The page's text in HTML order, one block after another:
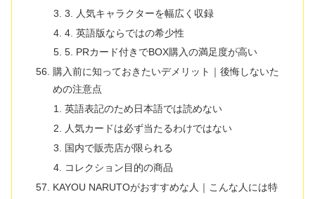
3. 人気キャラクターを幅広く収録
4. 英語版ならではの希少性
5. PRカード付きでBOX購入の満足度が高い
購入前に知っておきたいデメリット｜後悔しないた
めの注意点
英語表記のため日本語では読めない
人気カードは必ず当たるわけではない
国内で販売店が限られる
コレクション目的の商品
KAYOU NARUTOがおすすめな人｜こんな人には特